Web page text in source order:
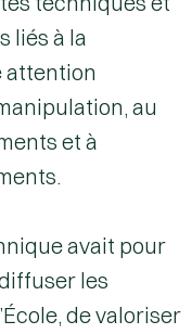
liés à la
attention
au
et à
avait pour
les
de valoriser